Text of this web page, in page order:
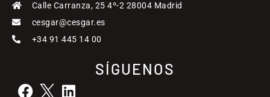
Calle Carranza, 25 4º-2 28004 Madrid
cesgar@cesgar.es
+34 91 445 14 00
SÍGUENOS